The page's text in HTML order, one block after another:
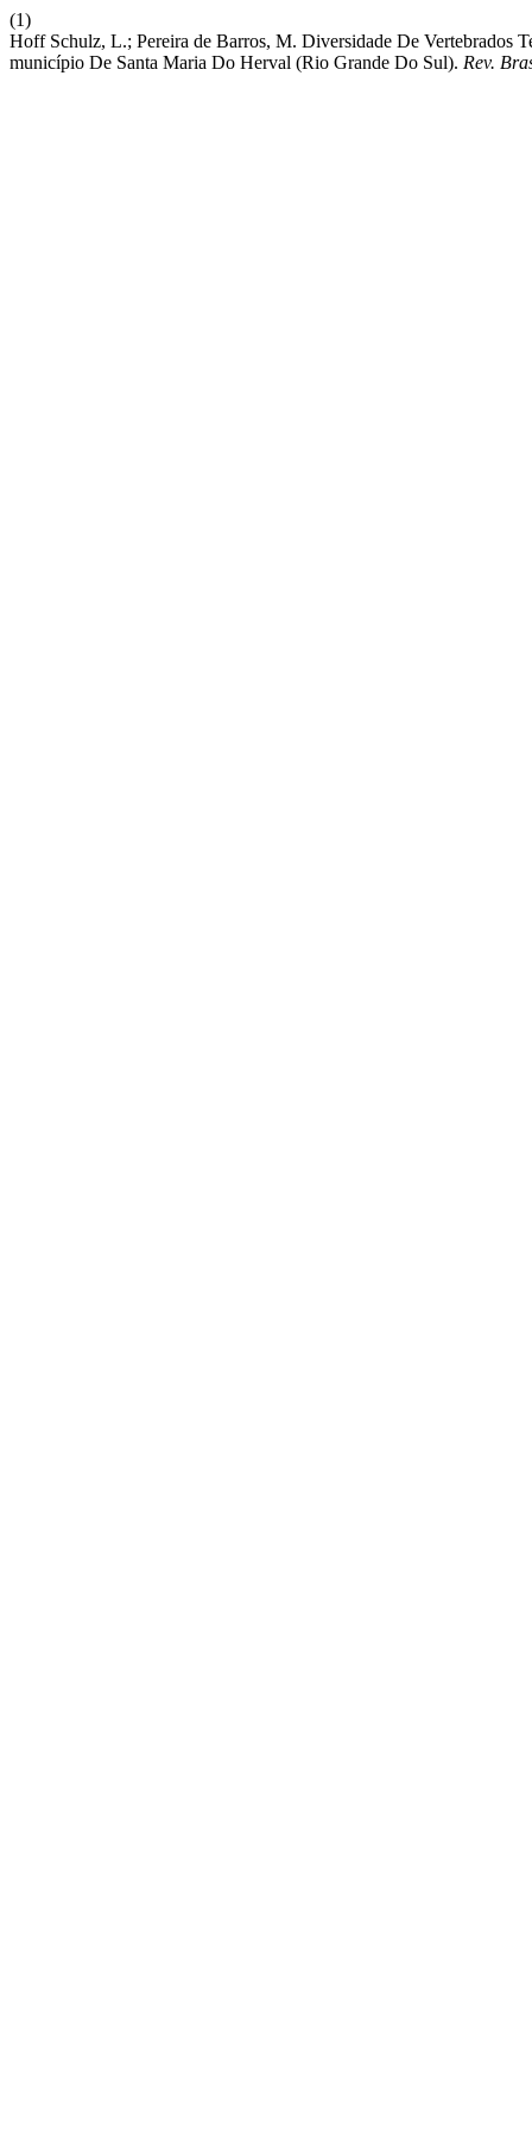
(1)
Hoff Schulz, L.; Pereira de Barros, M. Diversidade De Vertebrados
município De Santa Maria Do Herval (Rio Grande Do Sul). Rev.